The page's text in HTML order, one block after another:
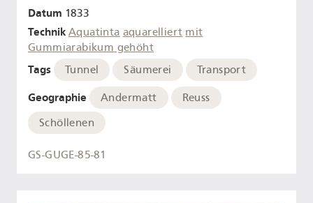
Datum 1833
Technik Aquatinta aquarelliert mit
Gummiarabikum gehöht
Tags Tunnel Säumerei Transport
Geographie Andermatt
Reuss
Schöllenen
GS-GUGE-85-81